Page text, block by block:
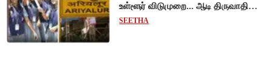
உள்ளூர் விடுமுறை... ஆடி திருவாதிரை
கொண்டாட்டம்!
SEETHA